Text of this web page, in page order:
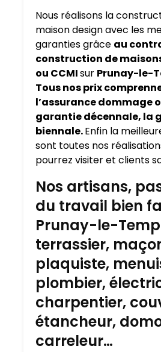
Nous réalisons la
maison design avec les
garanties grâce au
construction de
ou CCMIsur Prunay-le-
Tous nos prix
l’assurance dommage
garantie décennale, la
biennale.Enfin la
sont toutes nos
pourrez visiter et clients
Nos artisans,
du travail bien
Prunay-le-
terrassier,
plaquiste,
plombier,
charpentier,
étancheur,
carreleur…